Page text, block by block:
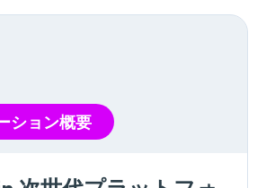
ション概要